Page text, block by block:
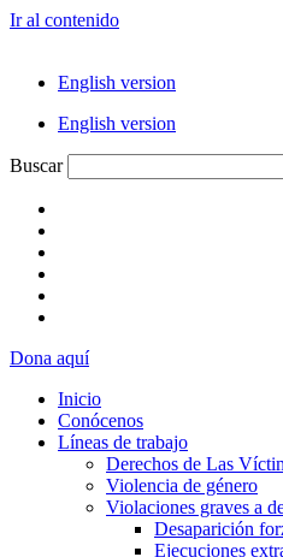
Ir al contenido
English version
English version
Buscar
Dona aquí
Inicio
Conócenos
Líneas de trabajo
Derechos de Las
Violencia de género
Violaciones graves a
Desaparición
Ejecuciones